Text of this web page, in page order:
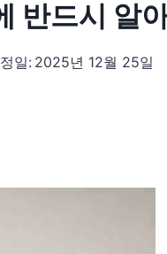
반드시 알
일: 2025년 12월 25일